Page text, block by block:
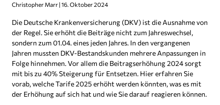
Christopher Marr 16. Oktober 2024
Die Deutsche Krankenversicherung (DKV) ist die Ausnahme von
der Regel. Sie erhöht die Beiträge nicht zum Jahreswechsel,
sondern zum 01.04. eines jeden Jahres. In den vergangenen
Jahren mussten DKV-Bestandskunden mehrere Anpassungen in
Folge hinnehmen. Vor allem die Beitragserhöhung 2024 sorgt
mit bis zu 40% Steigerung für Entsetzen. Hier erfahren Sie
vorab, welche Tarife 2025 erhöht werden könnten, was es mit
der Erhöhung auf sich hat und wie Sie darauf reagieren können.